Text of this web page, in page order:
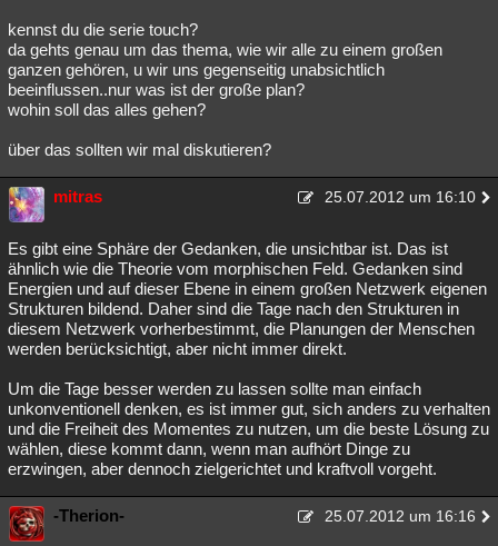
kennst du die serie touch?
da gehts genau um das thema, wie wir alle zu einem großen
ganzen gehören, u wir uns gegenseitig unabsichtlich
beeinflussen..nur was ist der große plan?
wohin soll das alles gehen?
über das sollten wir mal diskutieren?
mitras 25.07.2012 um 16:10
Es gibt eine Sphäre der Gedanken, die unsichtbar ist. Das ist
ähnlich wie die Theorie vom morphischen Feld. Gedanken sind
Energien und auf dieser Ebene in einem großen Netzwerk eigenen
Strukturen bildend. Daher sind die Tage nach den Strukturen in
diesem Netzwerk vorherbestimmt, die Planungen der Menschen
werden berücksichtigt, aber nicht immer direkt.
Um die Tage besser werden zu lassen sollte man einfach
unkonventionell denken, es ist immer gut, sich anders zu verhalten
und die Freiheit des Momentes zu nutzen, um die beste Lösung zu
wählen, diese kommt dann, wenn man aufhört Dinge zu
erzwingen, aber dennoch zielgerichtet und kraftvoll vorgeht.
-Therion- 25.07.2012 um 16:16